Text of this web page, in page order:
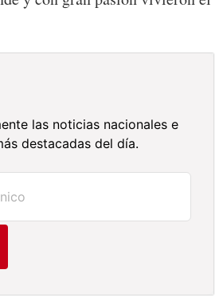
las noticias nacionales e
destacadas del día.